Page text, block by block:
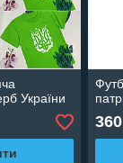
України
360